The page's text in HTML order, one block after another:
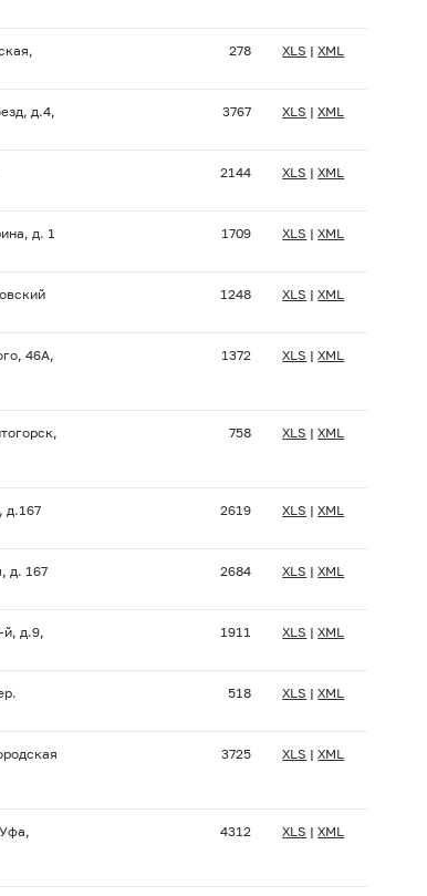
278 XLS |XML
д.4,
3767 XLS |XML
2144 XLS |XML
д. 1 1709 XLS |XML
1248 XLS |XML
46А,
1372 XLS |XML
758 XLS |XML
д.167 2619 XLS |XML
д. 167 2684 XLS |XML
й, д.9,
1911 XLS |XML
518 XLS |XML
3725 XLS |XML
4312 XLS |XML